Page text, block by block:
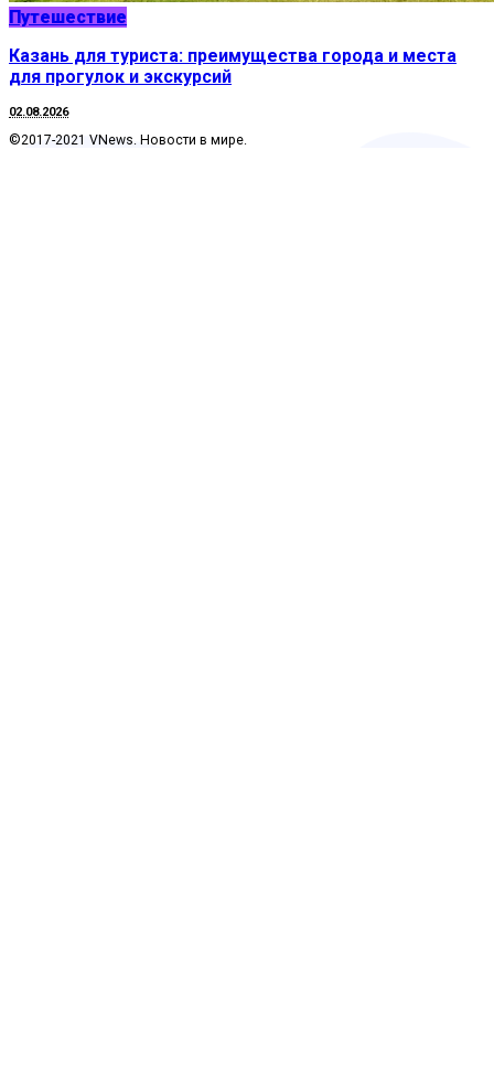
Путешествие
Казань для туриста: преимущества города и места
для прогулок и экскурсий
02.08.2026
©2017-2021 VNews. Новости в мире.